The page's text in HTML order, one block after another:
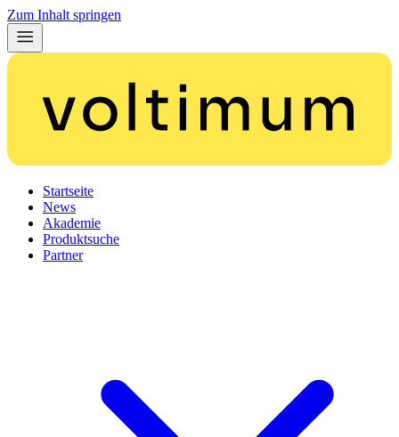
Zum Inhalt springen
Startseite
News
Akademie
Produktsuche
Partner